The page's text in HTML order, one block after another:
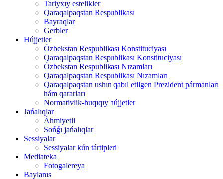
Tariyxıy estelikler
Qaraqalpaqstan Respublikası
Bayraqlar
Gerbler
Hújjetler
Ózbekstan Respublikası Konstituciyası
Qaraqalpaqstan Respublikası Konstituciyası
Ózbekstan Respublikası Nızamları
Qaraqalpaqstan Respublikası Nızamları
Qaraqalpaqstan ushın qabıl etilgen Prezident pármanları
hám qararları
Normativlik-huqıqıy hújjetler
Jańalıqlar
Áhmiyetli
Sońǵı jańalıqlar
Sessiyalar
Sessiyalar kún tártipleri
Mediateka
Fotogalereya
Baylanıs